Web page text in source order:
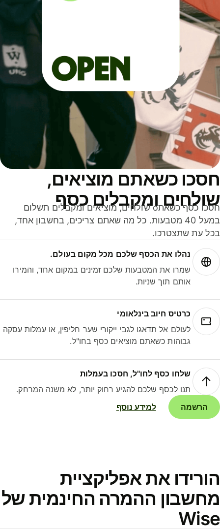
כשאתם מוציאים,
ומקבלים כסף
חסכו כסף כשאתo שולחים, מוציאים ומקבלים תשלום
במעל 40 מטבעות. כל מה שאתם צריכים, בחשבון אחד,
עת שתצטרכו.
נהלו את הכסף שלכם מכל מקום בעולם.
שמרו את המטבעות שלכם זמינים במקום אחד, והמירו
אותם תוך שניות.
כרטיס חיוב בינלאומי
לעולם אל תדאגו לגבי ייקורי שער חליפין, או עמלות עסקה
גבוהות כשאתם מוציאים כסף בחו"ל.
שלחו כסף לחו"ל, חסכו בעמלות
תנו לכסף שלכם להגיע רחוק יותר, לא משנה המרחק.
הרשמה
למידע נוסף
את אפליקציית
ההמרה החינמית של